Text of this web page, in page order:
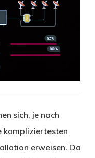
sich, je nach
kompliziertesten
erweisen. Da